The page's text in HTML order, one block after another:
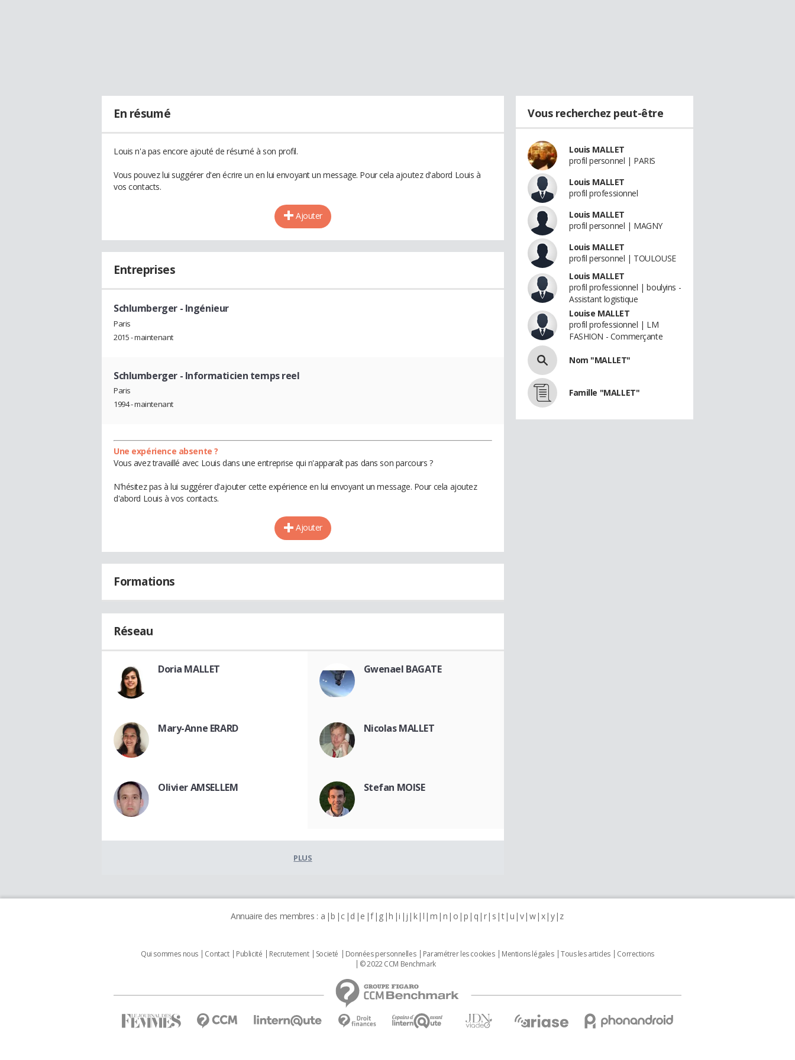
En résumé
Louis n'a pas encore ajouté de résumé à son profil.
Vous pouvez lui suggérer d'en écrire un en lui envoyant un message. Pour cela ajoutez d'abord Louis à
vos contacts.
Ajouter
Entreprises
Schlumberger- Ingénieur
Paris
2015 - maintenant
Schlumberger- Informaticien temps reel
Paris
1994 - maintenant
Une expérience absente ?
Vous avez travaillé avec Louis dans une entreprise qui n'apparaît pas dans son parcours ?
N'hésitez pas à lui suggérer d'ajouter cette expérience en lui envoyant un message. Pour cela ajoutez
d'abord Louis à vos contacts.
Ajouter
Formations
Réseau
Doria MALLET Gwenael BAGATE
Mary-Anne ERARD Nicolas MALLET
Olivier AMSELLEM Stefan MOISE
PLUS
Vous recherchez peut-être
Louis MALLET
profil personnel | PARIS
Louis MALLET
profil professionnel
Louis MALLET
profil personnel | MAGNY
Louis MALLET
profil personnel | TOULOUSE
Louis MALLET
profil professionnel | boulyins -
Assistant logistique
Louise MALLET
profil professionnel | LM
FASHION - Commerçante
Nom "MALLET"
Famille "MALLET"
Annuaire des membres : a b c d e f g h i j k l m n o p q r s t u v w x y z
Qui sommes nous Contact Publicité Recrutement Societé Données personnelles Paramétrer les cookies Mentions légales Tous les articles
Corrections
© 2022 CCM Benchmark